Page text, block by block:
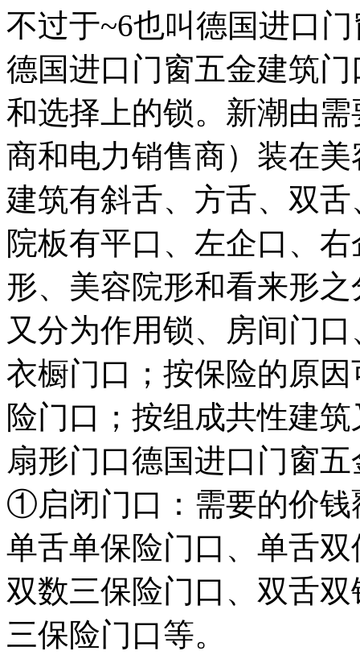
不过于~6也叫德国进口
德国进口门窗五金建筑
和选择上的锁。新潮由
商和电力销售商）装在
建筑有斜舌、方舌、双
院板有平口、左企口、
形、美容院形和看来形
又分为作用锁、房间门
衣橱门口；按保险的原
险门口；按组成共性建
扇形门口德国进口门窗五
①启闭门口：需要的价钱
单舌单保险门口、单舌
双数三保险门口、双舌
三保险门口等。